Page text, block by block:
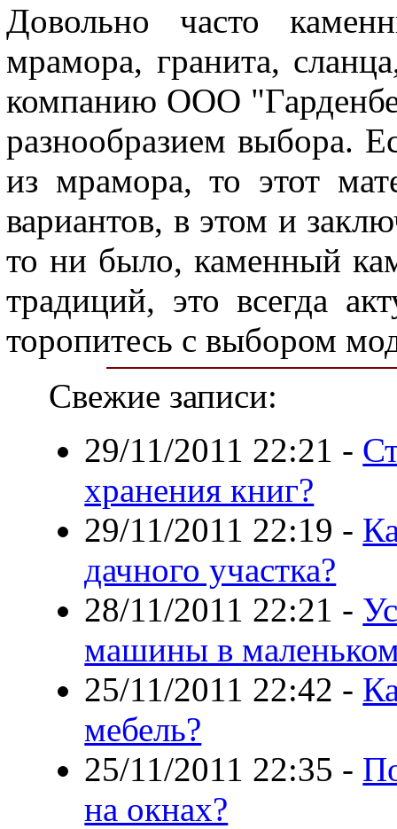
Довольно часто
мрамора, гранита,
компанию ООО
разнообразием выбора.
из мрамора, то этот
вариантов, в этом и
то ни было, каменный
традиций, это всегда
торопитесь с выбором
Свежие записи:
29/11/2011 22:21 -
хранения книг?
29/11/2011 22:19 -
дачного участка?
28/11/2011 22:21 -
машины в
25/11/2011 22:42 -
мебель?
25/11/2011 22:35 -
на окнах?